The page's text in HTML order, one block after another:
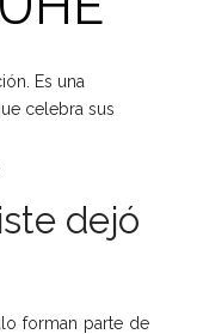
Es una
celebra sus
dejó
forman parte de